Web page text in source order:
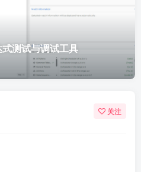
测试与调试工具
关注